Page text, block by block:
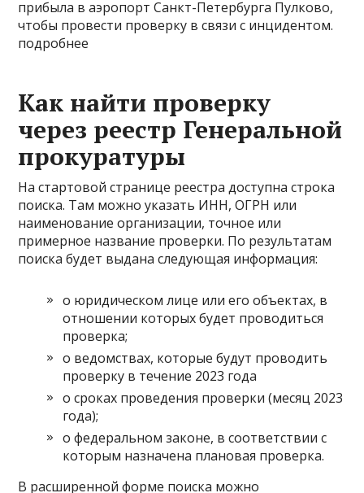
прибыла в аэропорт Санкт-Петербурга Пулково,
чтобы провести проверку в связи с инцидентом.
подробнее
Как найти проверку
через реестр Генеральной
прокуратуры
На стартовой странице реестра доступна строка
поиска. Там можно указать ИНН, ОГРН или
наименование организации, точное или
примерное название проверки. По результатам
поиска будет выдана следующая информация:
о юридическом лице или его объектах, в
отношении которых будет проводиться
проверка;
о ведомствах, которые будут проводить
проверку в течение 2023 года
о сроках проведения проверки (месяц 2023
года);
о федеральном законе, в соответствии с
которым назначена плановая проверка.
В расширенной форме поиска можно